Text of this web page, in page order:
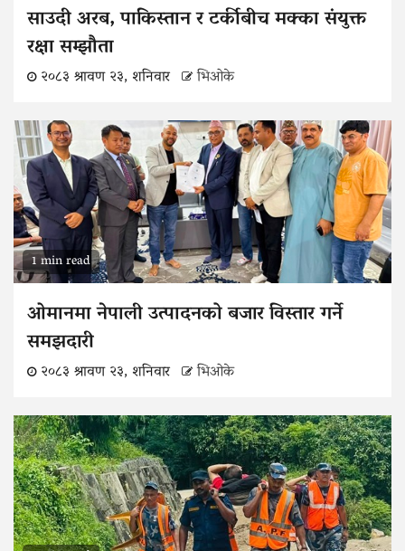
साउदी अरब, पाकिस्तान र टर्कीबीच मक्का संयुक्त
रक्षा सम्झौता
२०८३ श्रावण २३, शनिवार भिओके
1 min read
ओमानमा नेपाली उत्पादनको बजार विस्तार गर्ने
समझदारी
२०८३ श्रावण २३, शनिवार भिओके